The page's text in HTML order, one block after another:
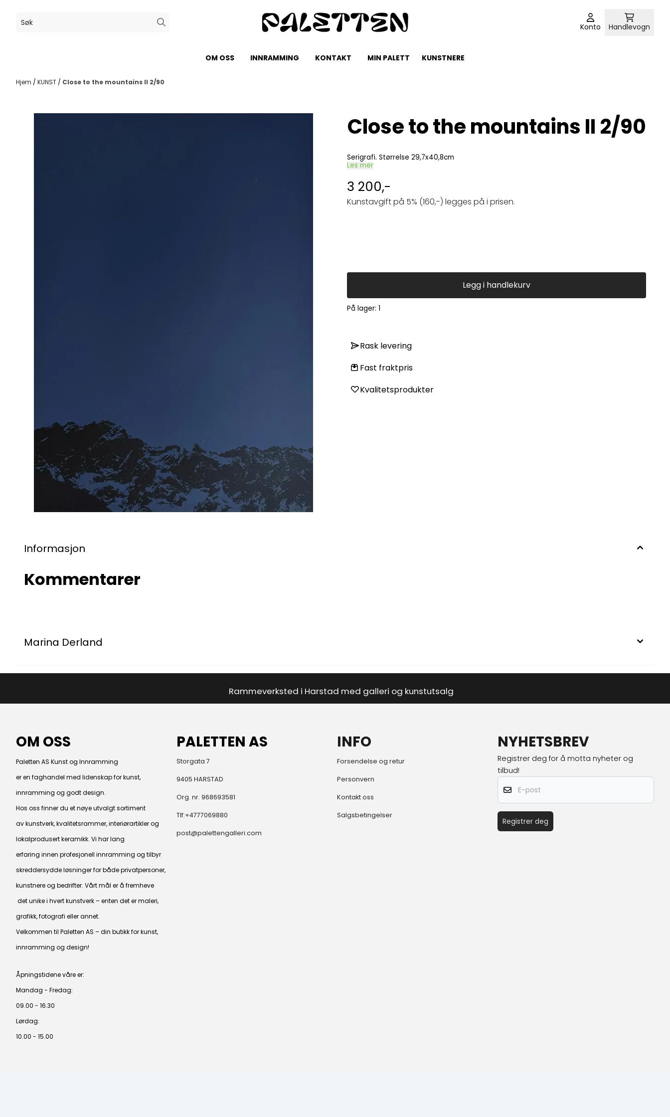
Konto Handlevogn
OM OSS INNRAMMING KONTAKT MIN PALETT KUNSTNERE
Hjem / KUNST / Close to the mountains II 2/90
Close to the mountains II 2/90
Serigrafi. Størrelse 29,7x40,8cm
Les mer
3 200,-
Kunstavgift på 5% (160,-) legges på i prisen.
Legg i handlekurv
På lager: 1
Rask levering
Fast fraktpris
Kvalitetsprodukter
Informasjon
Kommentarer
Marina Derland
Rammeverksted i Harstad med galleri og kunstutsalg
OM OSS
Paletten AS Kunst og Innramming
er en faghandel med lidenskap for kunst,
innramming og godt design.
Hos oss finner du et nøye utvalgt sortiment
av kunstverk, kvalitetsrammer, interiørartikler og
lokalprodusert keramikk. Vi har lang
erfaring innen profesjonell innramming og tilbyr
skreddersydde løsninger for både privatpersoner,
kunstnere og bedrifter. Vårt mål er å fremheve
det unike i hvert kunstverk – enten det er maleri,
grafikk, fotografi eller annet.
Velkommen til Paletten AS – din butikk for kunst,
innramming og design!
Åpningstidene våre er:
Mandag - Fredag:
09.00 - 16.30
Lørdag:
10.00 - 15.00
PALETTEN AS
Storgata 7
9405 HARSTAD
Org. nr. 968693581
Tlf:+4777069880
post@palettengalleri.com
INFO
Forsendelse og retur
Personvern
Kontakt oss
Salgsbetingelser
NYHETSBREV
Registrer deg for å motta nyheter og
tilbud!
E-post
Registrer deg